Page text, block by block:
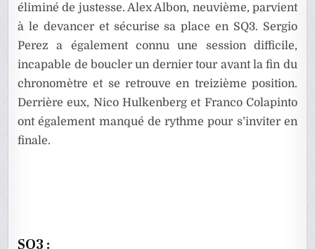
éliminé de justesse. Alex Albon, neuvième, parvient
à le devancer et sécurise sa place en SQ3. Sergio
Perez a également connu une session difficile,
incapable de boucler un dernier tour avant la fin du
chronomètre et se retrouve en treizième position.
Derrière eux, Nico Hulkenberg et Franco Colapinto
ont également manqué de rythme pour s’inviter en
finale.
SQ3 :